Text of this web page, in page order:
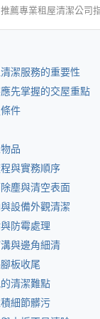
薦專業租屋清潔公司
潔服務的重要性
先掌握的交屋重點
件
品
與實務順序
塵與清空表面
設備外觀清潔
防霉處理
與邊角細清
板收尾
清潔難點
細節髒污